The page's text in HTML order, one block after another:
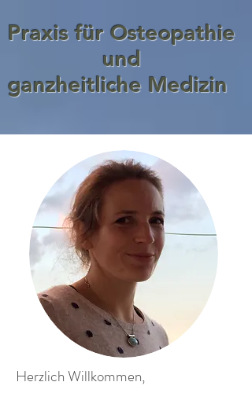
Praxis für Osteopathie
und
ganzheitliche Medizin
Herzlich Willkommen,